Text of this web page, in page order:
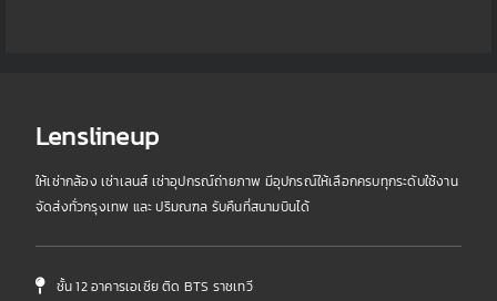
Lenslineup
ให้เช่ากล้อง เช่าเลนส์ เช่าอุปกรณ์ถ่ายภาพ มีอุปกรณ์ให้เลือกครบทุกระดับใช้งาน
จัดส่งทั่วกรุงเทพ และ ปริมณฑล รับคืนที่สนามบินได้
ชั้น 12 อาคารเอเชีย ติด BTS ราชเทวี